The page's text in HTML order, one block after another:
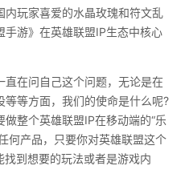
内玩家喜爱的水晶玫瑰和符文乱
手游》在英雄联盟IP生态中核心
在问自己这个问题，无论是在
等方面，我们的使命是什么呢?
整个英雄联盟IP在移动端的“乐
何产品，只要你对英雄联盟这个
到想要的玩法或者是游戏内